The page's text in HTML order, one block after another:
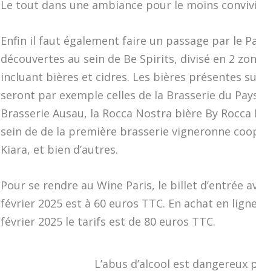
Le tout dans une ambiance pour le moins
Enfin il faut également faire un passage par le
découvertes au sein de Be Spirits, divisé en 2
incluant bières et cidres. Les bières présentes
seront par exemple celles de la Brasserie du
Brasserie Ausau, la Rocca Nostra bière By
sein de de la première brasserie vigneronne
Kiara, et bien d’autres.
Pour se rendre au Wine Paris, le billet d’entrée
février 2025 est à 60 euros TTC. En achat en
février 2025 le tarifs est de 80 euros TTC.
L’abus d’alcool est dangereux